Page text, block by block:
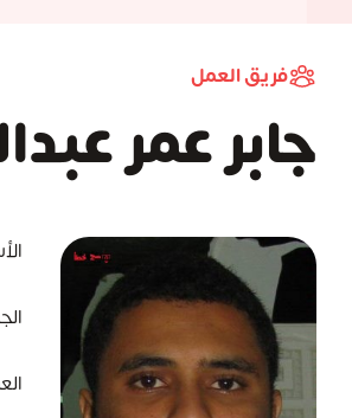
فريق العمل
جابر عمر